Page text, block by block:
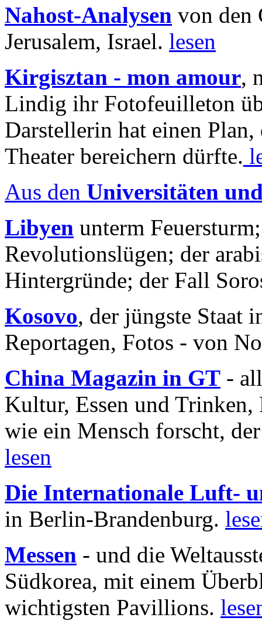
Nahost-Analysen von den
Jerusalem, Israel. lesen
Kirgisztan - mon amour,
Lindig ihr Fotofeuilleton
Darstellerin hat einen Plan,
Theater bereichern dürfte.
Aus den Universitäten
Libyen unterm
Revolutionslügen; der
Hintergründe; der Fall
Kosovo, der jüngste Staat
Reportagen, Fotos - von
China Magazin in GT -
Kultur, Essen und
wie ein Mensch forscht,
lesen
Die Internationale Luft-
in Berlin-Brandenburg.
Messen - und die
Südkorea, mit einem
wichtigsten Pavillions.